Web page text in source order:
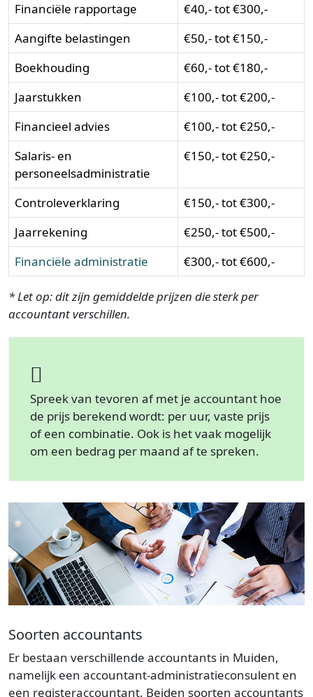
Financiële rapportage
€40,- tot €300,-
Aangifte belastingen
€50,- tot €150,-
Boekhouding
€60,- tot €180,-
Jaarstukken
€100,- tot €200,-
Financieel advies
€100,- tot €250,-
Salaris- en
personeelsadministratie
€150,- tot €250,-
Controleverklaring
€150,- tot €300,-
Jaarrekening
€250,- tot €500,-
Financiële administratie
€300,- tot €600,-
* Let op: dit zijn gemiddelde prijzen die sterk per
accountant verschillen.
Spreek van tevoren af met je accountant hoe
de prijs berekend wordt: per uur, vaste prijs
of een combinatie. Ook is het vaak mogelijk
om een bedrag per maand af te spreken.
Soorten accountants
Er bestaan verschillende accountants in Muiden,
namelijk een accountant-administratieconsulent en
een registeraccountant. Beiden soorten accountants